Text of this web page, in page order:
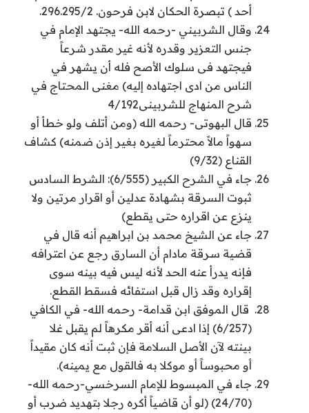
أحد ) تبصرة الحكان لابن فرحون. 296.295/2.
وقال الشربيني -رحمه الله- يجتهد الإمام في
جنس التعزير وقدره لأنه غير مقدر شرعاً
فيجتهد فى سلوك الأصح فله أن يشهر في
الناس من ادى اجتهاده إليه) مغنى المحتاج في
شرح المنهاج للشربينى4/192
قال البهوتى- رحمه الله (ومن أتلف ولو خطأ أو
سهواً مالاً محترماً لغيره بغير إذن ضمنه) كشاف
القناع (9/32)
جاء في الشرح الكبير (6/555): الشرط السادس
ثبوت السرقة بشهادة عدلين أو اقرار مرتين ولا
ينزع عن اقراره حتى يقطع)
جاء عن الشيخ محمد بن ابراهيم أنه قال في
قضية سرقة مادام أن السارق رجع عن اعترافه
فإنه يدرأ عنه الحد لأنه ليس فيه بينه سوى
إقراره وقد زال قبل استفائه فسقط القطع.
قال الموفق ابن قدامة- رحمه الله- في الكافي
(6/257) إذا ادعى أنه أقر مكرهاً لم يقبل غلا
بينته لآن الأصل السلامة فإن ثبت أنه كان مقيداً
أو محبوساً أو موكلا به فالقول مع يمينه).
جاء في المبسوط للإمام السرخسي-رحمه الله-
(24/70) (لو أن قاضياً أكره رجلا بتهديد ضرب أو